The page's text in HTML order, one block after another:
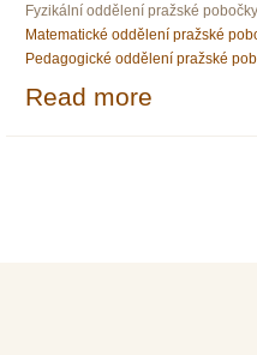
Fyzikální oddělení pražské pobočky
Matematické oddělení pražské
Pedagogické oddělení pražské
Read more